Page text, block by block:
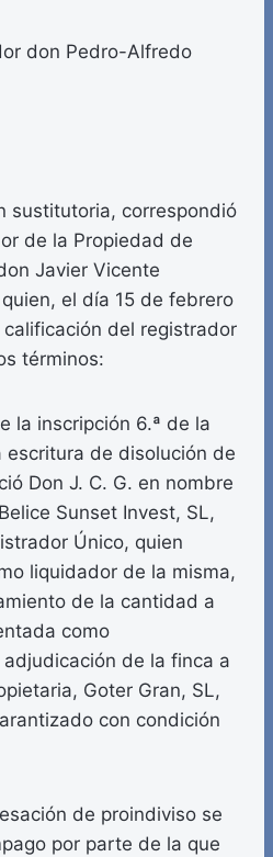
don Pedro-Alfredo
sustitutoria, correspondió
de la Propiedad de
Javier Vicente
el día 15 de febrero
del registrador
términos:
la inscripción 6.ª de la
de disolución de
Don J. C. G. en nombre
Sunset Invest, SL,
Único, quien
liquidador de la misma,
de la cantidad a
como
de la finca a
Goter Gran, SL,
con condición
de proindiviso se
por parte de la que